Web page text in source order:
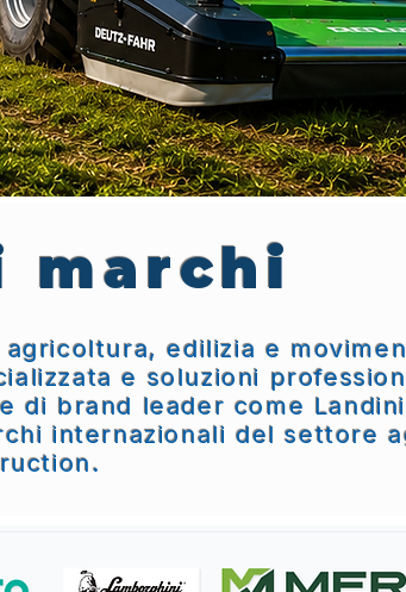
marchi
edilizia e
e soluzioni
di brand leader come
internazionali del settore